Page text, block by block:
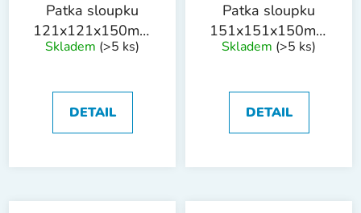
Patka sloupku
121x121x150mm
tl. 1.8mm ZN
Skladem (>5 ks)
DETAIL
Patka sloupku
151x151x150mm
tl. 1.8mm ZN
Skladem (>5 ks)
DETAIL